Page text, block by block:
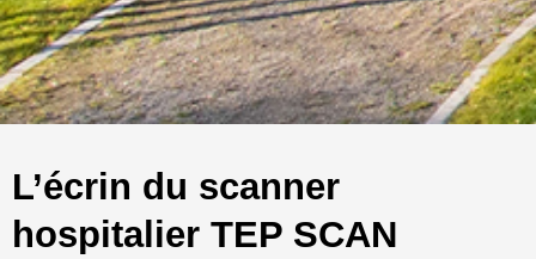
L’écrin du scanner
hospitalier TEP SCAN